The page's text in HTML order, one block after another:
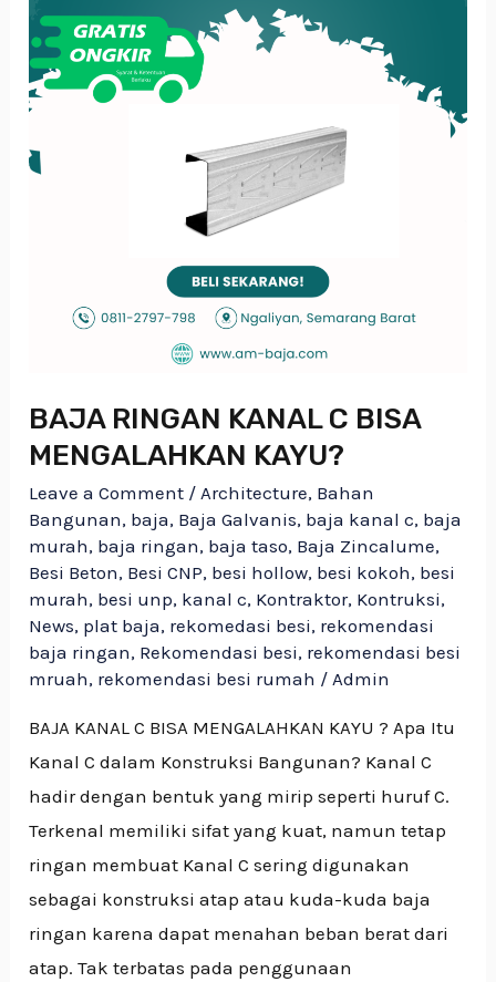
BAJA RINGAN KANAL C BISA
MENGALAHKAN KAYU?
Leave a Comment /Architecture, Bahan
Bangunan, baja, Baja Galvanis, baja kanal c, baja
murah, baja ringan, baja taso, Baja Zincalume,
Besi Beton, Besi CNP, besi hollow, besi kokoh, besi
murah, besi unp, kanal c, Kontraktor, Kontruksi,
News, plat baja, rekomedasi besi, rekomendasi
baja ringan, Rekomendasi besi, rekomendasi besi
mruah, rekomendasi besi rumah /Admin
BAJA KANAL C BISA MENGALAHKAN KAYU ? Apa Itu
Kanal C dalam Konstruksi Bangunan? Kanal C
hadir dengan bentuk yang mirip seperti huruf C.
Terkenal memiliki sifat yang kuat, namun tetap
ringan membuat Kanal C sering digunakan
sebagai konstruksi atap atau kuda-kuda baja
ringan karena dapat menahan beban berat dari
atap. Tak terbatas pada penggunaan
MENGALAHKAN
KAYU?